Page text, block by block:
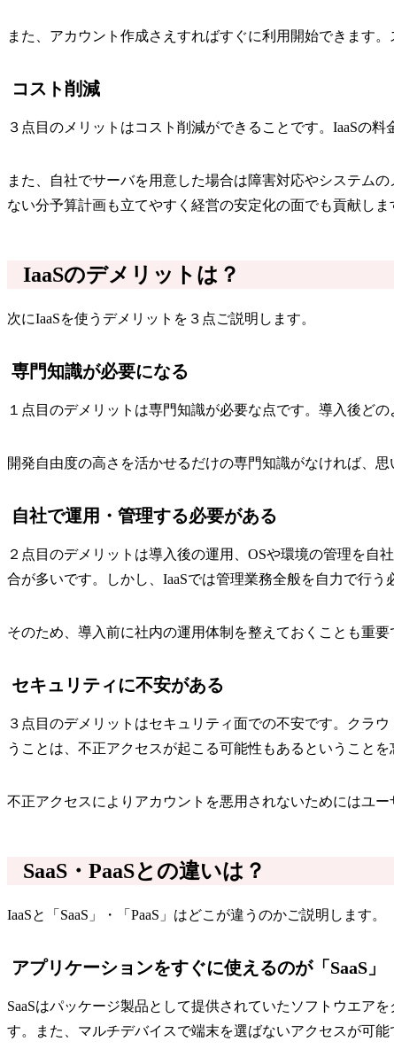
また、アカウント作成さえすればすぐに利用開始できます
コスト削減
３点目のメリットはコスト削減ができることです。IaaSの
また、自社でサーバを用意した場合は障害対応やシステム
ない分予算計画も立てやすく経営の安定化の面でも貢献しま
IaaSのデメリットは？
次にIaaSを使うデメリットを３点ご説明します。
専門知識が必要になる
１点目のデメリットは専門知識が必要な点です。導入後ど
開発自由度の高さを活かせるだけの専門知識がなければ、
自社で運用・管理する必要がある
２点目のデメリットは導入後の運用、OSや環境の管理を
合が多いです。しかし、IaaSでは管理業務全般を自力で行う
そのため、導入前に社内の運用体制を整えておくことも重要
セキュリティに不安がある
３点目のデメリットはセキュリティ面での不安です。クラ
うことは、不正アクセスが起こる可能性もあるということを
不正アクセスによりアカウントを悪用されないためにはユ
SaaS・PaaSとの違いは？
IaaSと「SaaS」・「PaaS」はどこが違うのかご説明します。
アプリケーションをすぐに使えるのが「SaaS」
SaaSはパッケージ製品として提供されていたソフトウエア
す。また、マルチデバイスで端末を選ばないアクセスが可能